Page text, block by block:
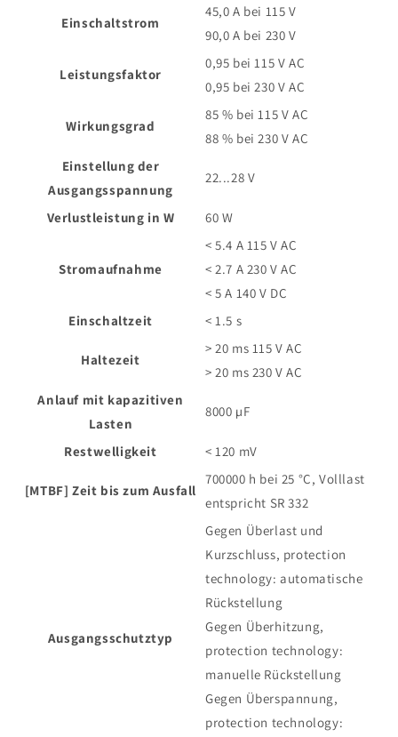
Einschaltstrom
45,0 A bei 115 V
90,0 A bei 230 V
Leistungsfaktor
0,95 bei 115 V AC
0,95 bei 230 V AC
Wirkungsgrad
85 % bei 115 V AC
88 % bei 230 V AC
Einstellung der
Ausgangsspannung
22...28 V
Verlustleistung in W 60 W
Stromaufnahme
< 5.4 A 115 V AC
< 2.7 A 230 V AC
< 5 A 140 V DC
Einschaltzeit
< 1.5 s
Haltezeit
> 20 ms 115 V AC
> 20 ms 230 V AC
Anlauf mit kapazitiven
Lasten
8000 µF
Restwelligkeit < 120 mV
[MTBF] Zeit bis zum Ausfall
700000 h bei 25 °C, Volllast
entspricht SR 332
Ausgangsschutztyp
Gegen Überlast und
Kurzschluss, protection
technology: automatische
Rückstellung
Gegen Überhitzung,
protection technology:
manuelle Rückstellung
Gegen Überspannung,
protection technology: